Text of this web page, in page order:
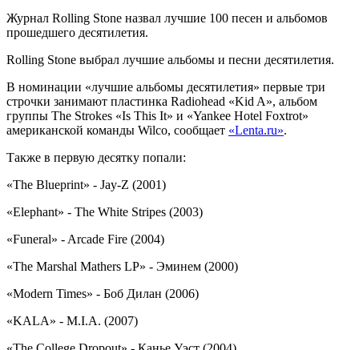
Журнал Rolling Stone назвал лучшие 100 песен и альбомов
прошедшего десятилетия.
Rolling Stone выбрал лучшие альбомы и песни десятилетия.
В номинации «лучшие альбомы десятилетия» первые три
строчки занимают пластинка Radiohead «Kid A», альбом
группы The Strokes «Is This It» и «Yankee Hotel Foxtrot»
американской команды Wilco, сообщает «Lenta.ru».
Также в первую десятку попали:
«The Blueprint» - Jay-Z (2001)
«Elephant» - The White Stripes (2003)
«Funeral» - Arcade Fire (2004)
«The Marshal Mathers LP» - Эминем (2000)
«Modern Times» - Боб Дилан (2006)
«KALA» - M.I.A. (2007)